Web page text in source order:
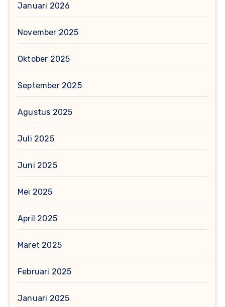
Januari 2026
November 2025
Oktober 2025
September 2025
Agustus 2025
Juli 2025
Juni 2025
Mei 2025
April 2025
Maret 2025
Februari 2025
Januari 2025